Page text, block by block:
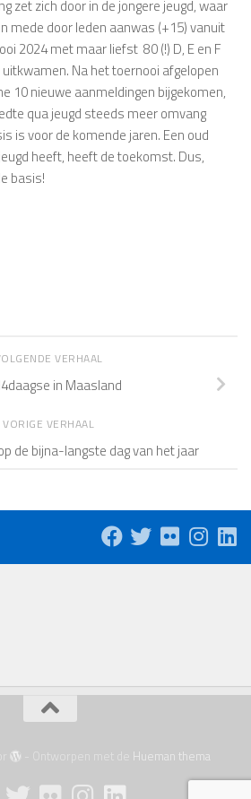
zet zich door in de jongere jeugd, waar
mede door leden aanwas (+15) vanuit
2024 met maar liefst 80 (!) D, E en F
Na het toernooi afgelopen
10 nieuwe aanmeldingen bijgekomen,
qua jeugd steeds meer omvang
is voor de komende jaren. Een oud
heeft, heeft de toekomst. Dus,
basis!
VERHAAL
in Maasland
VORIGE VERHAAL
de bijna-langste dag van het jaar
- Ontworpen met de Hueman thema